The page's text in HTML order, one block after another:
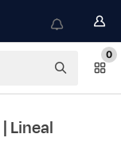
0
| Lineal